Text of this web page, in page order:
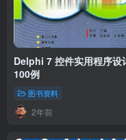
Delphi 7 控件实用程序设
100例
图书资料
2年前